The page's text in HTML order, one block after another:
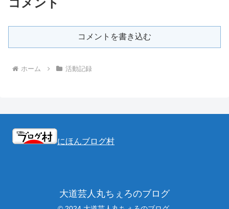
コメント
コメントを書き込む
ホーム 活動記録
にほんブログ村
大道芸人丸ちぇろのブログ